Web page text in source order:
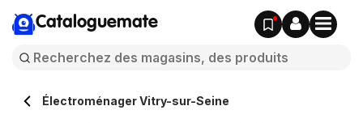
Cataloguemate
Électroménager Vitry-sur-Seine